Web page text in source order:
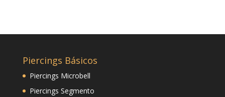
Piercings Básicos
Piercings Microbell
Piercings Segmento